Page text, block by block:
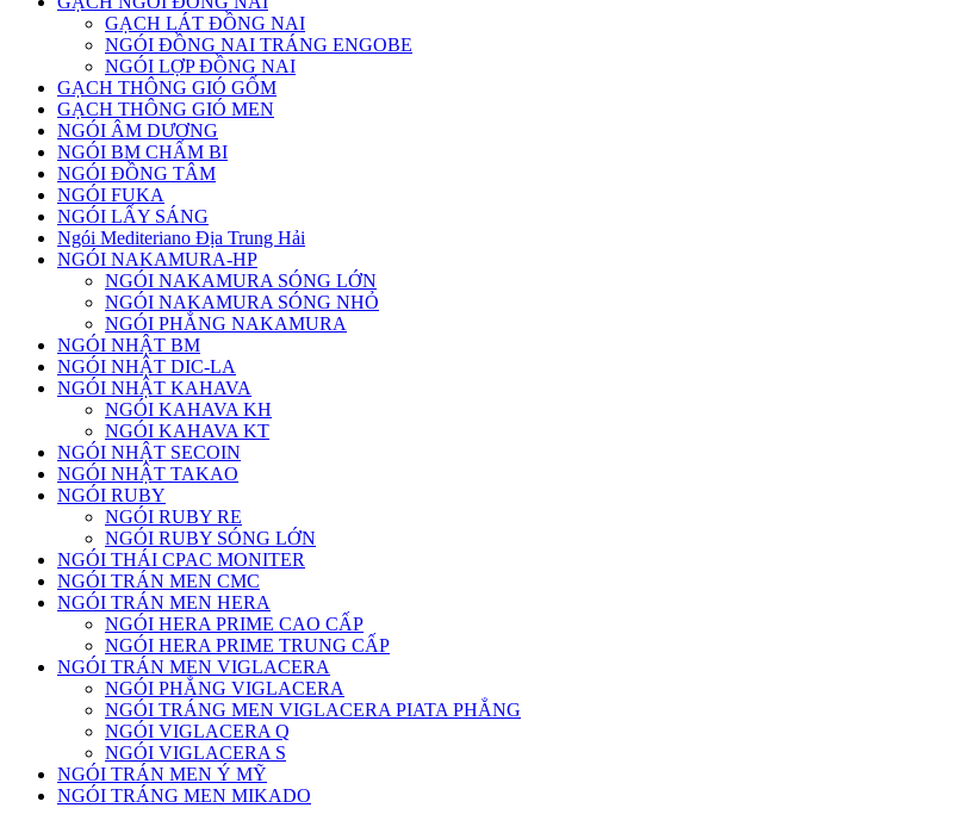
GẠCH LÁT ĐỒNG NAI
NGÓI ĐỒNG NAI TRÁNG ENGOBE
NGÓI LỢP ĐỒNG NAI
GẠCH THÔNG GIÓ GỐM
GẠCH THÔNG GIÓ MEN
NGÓI ÂM DƯƠNG
NGÓI BM CHẤM BI
NGÓI ĐỒNG TÂM
NGÓI FUKA
NGÓI LẤY SÁNG
Ngói Mediteriano Địa Trung Hải
NGÓI NAKAMURA-HP
NGÓI NAKAMURA SÓNG LỚN
NGÓI NAKAMURA SÓNG NHỎ
NGÓI PHẲNG NAKAMURA
NGÓI NHẬT BM
NGÓI NHẬT DIC-LA
NGÓI NHẬT KAHAVA
NGÓI KAHAVA KH
NGÓI KAHAVA KT
NGÓI NHẬT SECOIN
NGÓI NHẬT TAKAO
NGÓI RUBY
NGÓI RUBY RE
NGÓI RUBY SÓNG LỚN
NGÓI THÁI CPAC MONITER
NGÓI TRÁN MEN CMC
NGÓI TRÁN MEN HERA
NGÓI HERA PRIME CAO CẤP
NGÓI HERA PRIME TRUNG CẤP
NGÓI TRÁN MEN VIGLACERA
NGÓI PHẲNG VIGLACERA
NGÓI TRÁNG MEN VIGLACERA PIATA PHẲNG
NGÓI VIGLACERA Q
NGÓI VIGLACERA S
NGÓI TRÁN MEN Ý MỸ
NGÓI TRÁNG MEN MIKADO